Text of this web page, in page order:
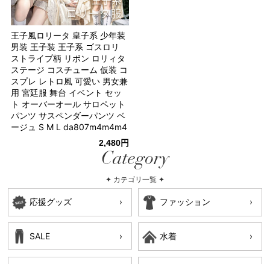
王子風ロリータ 皇子系 少年装
男装 王子装 王子系 ゴスロリ
ストライプ柄 リボン ロリィタ
ステージ コスチューム 仮装 コ
スプレ レトロ風 可愛い 男女兼
用 宮廷服 舞台 イベント セッ
ト オーバーオール サロペット
パンツ サスペンダーパンツ ベ
ージュ S M L da807m4m4m4
2,480円
Category
✦ カテゴリ一覧 ✦
応援グッズ ファッション
SALE 水着